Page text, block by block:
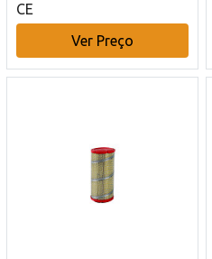
CE
Ver Preço